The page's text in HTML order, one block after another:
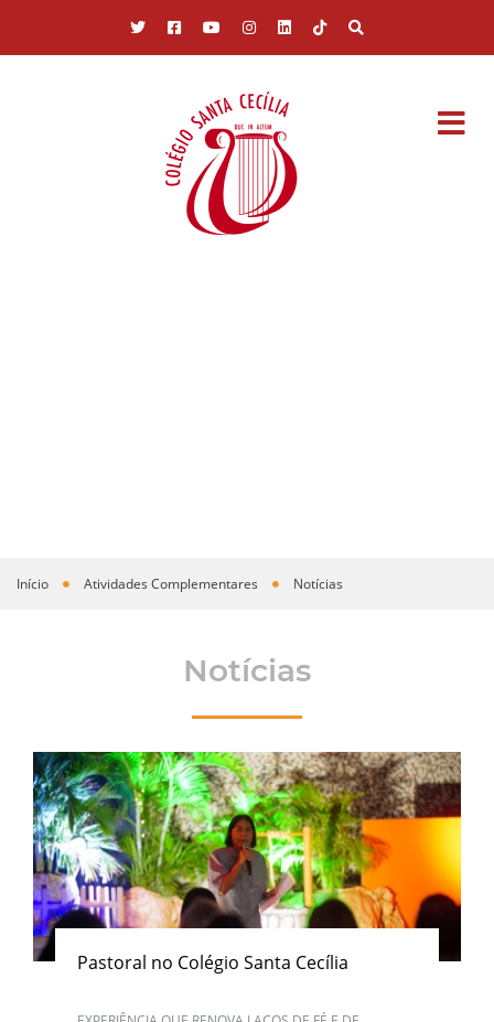
Você está aqui
Início Atividades Complementares Notícias
Notícias
Pastoral no Colégio Santa Cecília